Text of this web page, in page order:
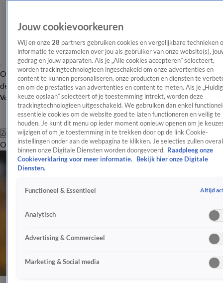
OverzichtAfleveringen Entertainment TV Algemeen
Tip
de redactieNieuwsbrief
Volg Shownieuws
Zoeken
OverzichtEntertainmentSpraakmakendRealityCrimeVideo's
Jouw cookievoorkeuren
Wij en onze 28 partners gebruiken cookies en vergelijkbare technieken
informatie te verzamelen over jou als gebruiker van onze website(s),
gedrag en jouw apparaten. Als je „Alle cookies accepteren” selecteert,
worden trackingtechnologieën ingeschakeld om onze advertenties en
content te kunnen personaliseren, onze producten en diensten te
en om de prestaties van advertenties en content te meten. Als je
keuze opslaan” selecteert of je toestemming intrekt, worden deze
trackingtechnologieën uitgeschakeld. We gebruiken dan enkel
essentiële cookies om de website goed te laten functioneren en veilig te
houden. Je kunt dit menu op ieder moment opnieuw openen om je
wijzigen of om je toestemming in te trekken door op de link Cookie-
instellingen onder aan de webpagina te klikken. Je selecties zullen overal
binnen onze Digitale Diensten worden doorgevoerd. Raadpleeg onze
Cookieverklaring voor meer informatie.
Bekijk hier onze Digitale
Diensten.
Functioneel & Essentieel Altijd
Analytisch
Advertising & Commercieel
Marketing & Social media